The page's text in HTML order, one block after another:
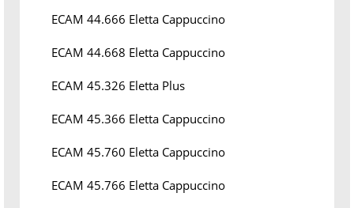
ECAM 44.666 Eletta Cappuccino
ECAM 44.668 Eletta Cappuccino
ECAM 45.326 Eletta Plus
ECAM 45.366 Eletta Cappuccino
ECAM 45.760 Eletta Cappuccino
ECAM 45.766 Eletta Cappuccino